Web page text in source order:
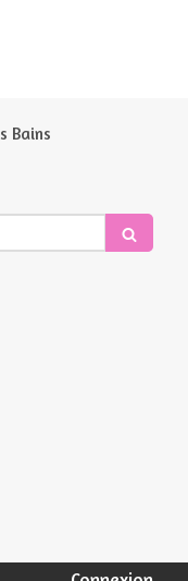
Bains